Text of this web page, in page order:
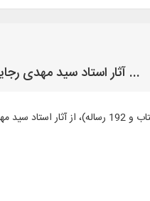
آثار استاد سید مهدی رجایی و ديگر آثار مرتبط، به زبان عربی و فارسی ...
متن 300 عنوان كتاب و رساله در 157 مجلد (108